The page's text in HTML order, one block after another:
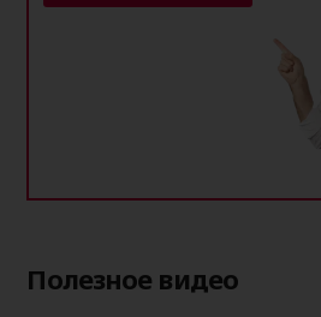
Полезное видео